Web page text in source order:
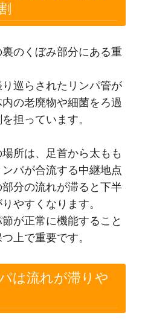
のくぼみ部分にある重
巡らされたリンパ管が
の老廃物や細菌をろ過
担っています。
所は、足首から太もも
パが合流する中継地点
分の流れが滞ると下半
やすくなります。
が正常に機能すること
上で重要です。
は流れが滞りや